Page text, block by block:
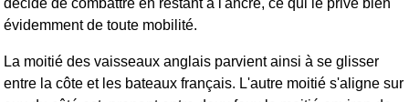
évidemment de toute mobilité.
La moitié des vaisseaux anglais parvient ainsi à se glisser
entre la côte et les bateaux français. L'autre moitié s'aligne sur